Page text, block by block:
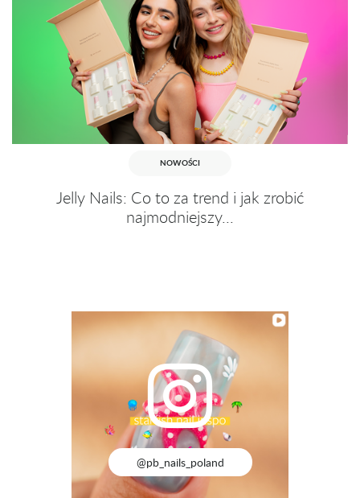
NOWOŚCI
Jelly Nails: Co to za trend i jak zrobić
najmodniejszy...
@pb_nails_poland